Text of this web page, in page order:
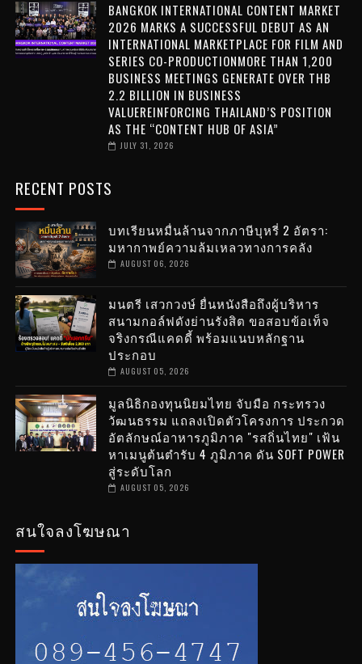
BANGKOK INTERNATIONAL CONTENT MARKET
2026 MARKS A SUCCESSFUL DEBUT AS AN
INTERNATIONAL MARKETPLACE FOR FILM AND
SERIES CO-PRODUCTIONMORE THAN 1,200
BUSINESS MEETINGS GENERATE OVER THB
2.2 BILLION IN BUSINESS
VALUEREINFORCING THAILAND’S POSITION
AS THE “CONTENT HUB OF ASIA”
JULY 31, 2026
RECENT POSTS
บทเรียนหมื่นล้านจากภาษีบุหรี่ 2 อัตรา:
มหากาพย์ความล้มเหลวทางการคลัง
AUGUST 06, 2026
มนตรี เสวกวงษ์ ยื่นหนังสือถึงผู้บริหาร
สนามกอล์ฟดังย่านรังสิต ขอสอบข้อเท็จ
จริงกรณีแคดดี้ พร้อมแนบหลักฐาน
ประกอบ
AUGUST 05, 2026
มูลนิธิกองทุนนิยมไทย จับมือ กระทรวง
วัฒนธรรม แถลงเปิดตัวโครงการ ประกวด
อัตลักษณ์อาหารภูมิภาค "รสถิ่นไทย" เฟ้น
หาเมนูต้นตำรับ 4 ภูมิภาค ดัน SOFT POWER
สู่ระดับโลก
AUGUST 05, 2026
สนใจลงโฆษณา